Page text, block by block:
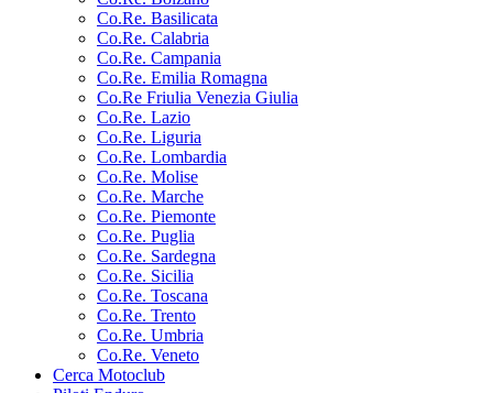
Co.Re. Basilicata
Co.Re. Calabria
Co.Re. Campania
Co.Re. Emilia Romagna
Co.Re Friulia Venezia Giulia
Co.Re. Lazio
Co.Re. Liguria
Co.Re. Lombardia
Co.Re. Molise
Co.Re. Marche
Co.Re. Piemonte
Co.Re. Puglia
Co.Re. Sardegna
Co.Re. Sicilia
Co.Re. Toscana
Co.Re. Trento
Co.Re. Umbria
Co.Re. Veneto
Cerca Motoclub